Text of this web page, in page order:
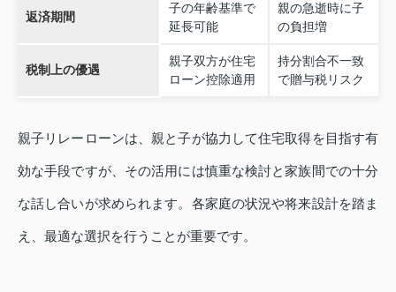
返済期間
子の年齢基準で
延長可能
親の急逝時に子
の負担増
税制上の優遇
親子双方が住宅
ローン控除適用
持分割合不一致
で贈与税リスク
親子リレーローンは、親と子が協力して住宅取得を目指す有
効な手段ですが、その活用には慎重な検討と家族間での十分
な話し合いが求められます。各家庭の状況や将来設計を踏ま
え、最適な選択を行うことが重要です。